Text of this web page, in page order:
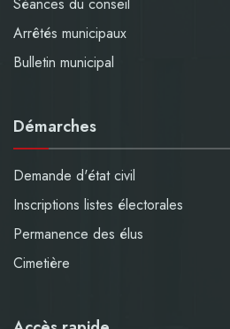
Arrêtés municipaux
Bulletin municipal
Démarches
Demande d'état civil
Inscriptions listes électorales
Permanence des élus
Cimetière